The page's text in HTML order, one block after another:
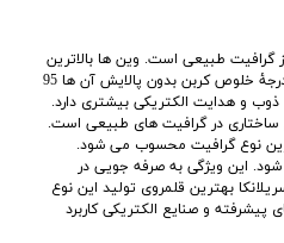
گرافیت طبیعی است. وین ها بالاترین
کیفیت را میان انواع گرافیت داشته و درجۀ خلوص کربن بدون پالایش آن ها 95
ذوب و هدایت الکتریکی بیشتری دارد.
ساختاری در گرافیت ‌های طبیعی است.
نوع گرافیت محسوب می شود.
این ویژگی به صرفه جویی در
بهترین قلمروی تولید این نوع
پیشرفته و صنایع الکتریکی کاربرد